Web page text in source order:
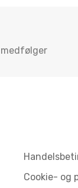
Cookie- og